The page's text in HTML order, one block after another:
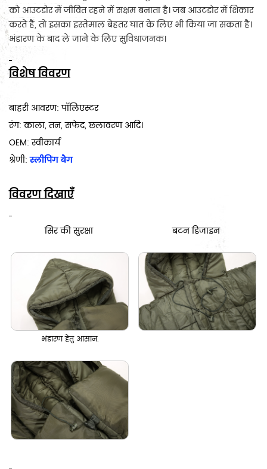
को आउटडोर में जीवित रहने में सक्षम बनाता है। जब आउटडोर में शिकार
करते हैं, तो इसका इस्तेमाल बेहतर घात के लिए भी किया जा सकता है।
भंडारण के बाद ले जाने के लिए सुविधाजनक।
विशेष विवरण
बाहरी आवरण: पॉलिएस्टर
रंग: काला, तन, सफेद, छलावरण आदि।
OEM: स्वीकार्य
श्रेणी:स्लीपिंग बैग
विवरण दिखाएँ
सिर की सुरक्षा बटन डिजाइन
भंडारण हेतु आसान.